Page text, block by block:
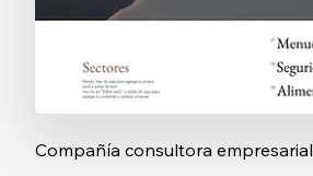
Compañía consultora empresarial